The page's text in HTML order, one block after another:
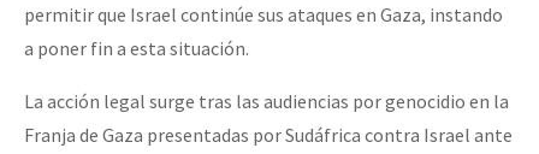
permitir que Israel continúe sus ataques en Gaza, instando
a poner fin a esta situación.
La acción legal surge tras las audiencias por genocidio en la
Franja de Gaza presentadas por Sudáfrica contra Israel ante